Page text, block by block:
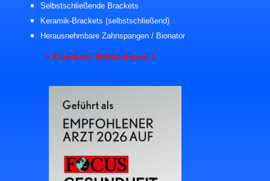
Selbstschließende Brackets
Keramik-Brackets (selbstschließend)
Herausnehmbare Zahnspangen / Bionator
+ Zahnärztl. Notfalldienst +